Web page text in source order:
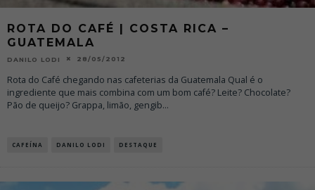
ROTA DO CAFÉ | COSTA RICA –
GUATEMALA
DANILO LODI 28/05/2012
Rota do Café chegando nas cafeterias da Guatemala Qual é o
ingrediente que mais combina com um bom café? Leite? Chocolate?
Pão de queijo? Grappa, limão, gengib...
CAFEÍNA DANILO LODI DESTAQUE